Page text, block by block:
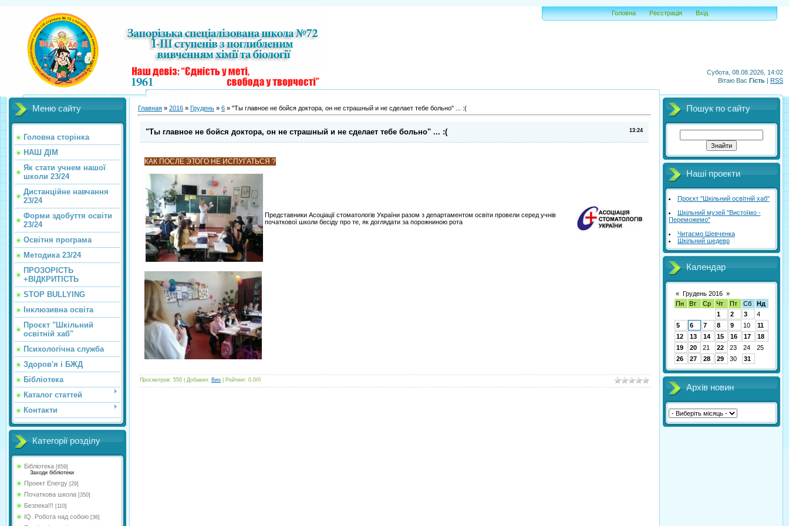
Субота, 08.08.2026, 14:02
Вітаю Вас Гість | RSS
Головна Реєстрація Вхід
Меню сайту
Головна сторінка
НАШ ДІМ
Як стати учнем нашої
школи 23/24
Дистанційне навчання
23/24
Форми здобуття освіти
23/24
Освітня програма
Методика 23/24
ПРОЗОРІСТЬ
+ВІДКРИТІСТЬ
STOP BULLYING
Інклюзивна освіта
Проєкт "Шкільний
освітній хаб"
Психологічна служба
Здоров'я і БЖД
Бібліотека
Каталог статтей
Контакти
Категорії розділу
Бібліотека [659]
Заходи бібліотеки
Проект Energy [29]
Початкова школа [350]
Безпека!!! [110]
IQ. Робота над собою [36]
Главная » 2016 » Грудень » 6 » "Ты главное не бойся доктора, он не страшный и не сделает тебе больно" ... :(
13:24
"Ты главное не бойся доктора, он не страшный и не сделает тебе больно" ... :(
КАК ПОСЛЕ ЭТОГО НЕ ИСПУГАТЬСЯ ?
Представники Асоціації стоматологів України разом з департаментом освіти провели серед учнів
початкової школи бесіду про те, як доглядати за порожниною рота
Просмотров: 550 Добавил: Вио Рейтинг: 0.0/0
Пошук по сайту
Наші проекти
Проєкт "Шкільний освітній хаб"
Шкільний музей "Вистоїмо -
Переможемо"
Читаємо Шевченка
Шкільний шедевр
Календар
« Грудень 2016 »
Пн
Вт Ср Чт Пт Сб
Нд
1
2 3
4
5
6 7 8 9 10
11
12
13 14 15 16 17
18
19
20 21 22 23 24
25
26
27 28 29 30 31
Архів новин